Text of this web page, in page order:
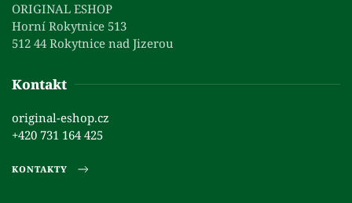
ORIGINAL ESHOP
Horní Rokytnice 513
512 44 Rokytnice nad Jizerou
Kontakt
original-eshop.cz
+420 731 164 425
KONTAKTY